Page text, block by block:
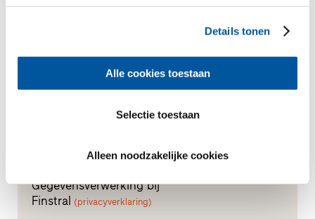
Details tonen
Alle cookies toestaan
Selectie toestaan
Alleen noodzakelijke cookies
Gegevensverwerking bij
Finstral (privacyverklaring)